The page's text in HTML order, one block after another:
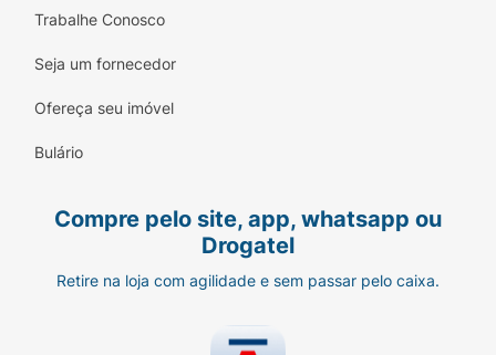
Trabalhe Conosco
Seja um fornecedor
Ofereça seu imóvel
Bulário
Compre pelo site, app, whatsapp ou
Drogatel
Retire na loja com agilidade e sem passar pelo caixa.